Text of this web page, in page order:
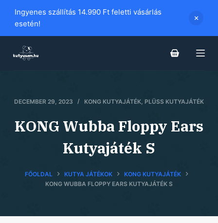
i
Ingyenes szállítás 14.990 Ft feletti vásárlás
esetén!
DECEMBER 29, 2023 KONG KUTYAJÁTÉK, PLÜSS KUTYAJÁTÉK
KONG Wubba Floppy Ears
Kutyajáték S
FŐOLDAL KUTYA JÁTÉKOK
KONG KUTYAJÁTÉK
KONG WUBBA FLOPPY EARS KUTYAJÁTÉK S